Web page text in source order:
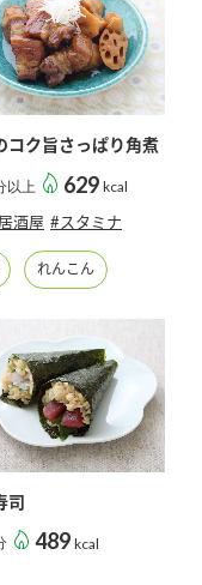
Fibee
）
み
コク旨さっぱり角煮
以上 629 kcal
酒屋 #スタミナ
れんこん
司
489 kcal